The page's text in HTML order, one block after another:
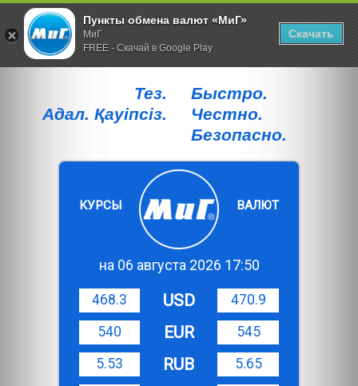
Тез.
Адал. Қауiпсiз.
Быстро.
Честно.
Безопасно.
КУРСЫ ВАЛЮТ
на 06 августа 2026 17:50
468.3 USD
470.9
540
EUR
545
5.53
RUB
5.65
Пункты обмена валют «МиГ»
МиГ
FREE - Скачай в Google Play
Скачать